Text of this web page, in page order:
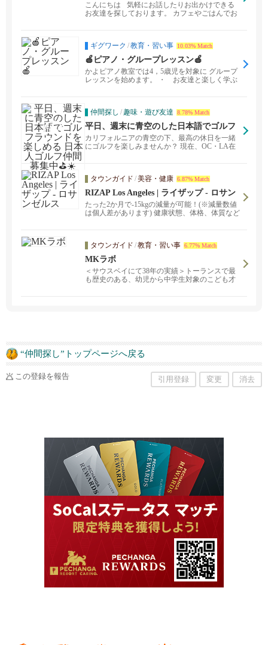
こんにちは 気軽にお話したりお出かけできる
お友達を探しております。 カフェやごはんでお
ギグワーク /教育・習い事 10.03% Match
🍎ピアノ・グループレッスン🍎
かよピアノ教室では4，5歳児を対象に グループ
レッスンを始めます。 ・ お友達と楽しく学ぶ
仲間探し / 趣味・遊び友達 8.78% Match
平日、週末に青空のした日本語でゴルフ
ラウンドを楽しめる 日本人ゴルフ仲間募
集中⛳️☀️
カリフォルニアの青空の下、最高の休日を一緒
にゴルフを楽しみませんか？ 現在、OC・LA在
タウンガイド /美容・健康 6.87% Match
RIZAP Los Angeles | ライザップ - ロサン
ゼルス
たった2か月で-15kgの減量が可能！(※減量数値
は個人差があります) 健康状態、体格、体質など
タウンガイド /教育・習い事 6.77% Match
MKラボ
＜サウスベイにて38年の実績＞トーランスで最
も歴史のある、幼児から中学生対象のこども才
“仲間探し”トップページへ戻る
この登録を報告 引用登録 変更 消去